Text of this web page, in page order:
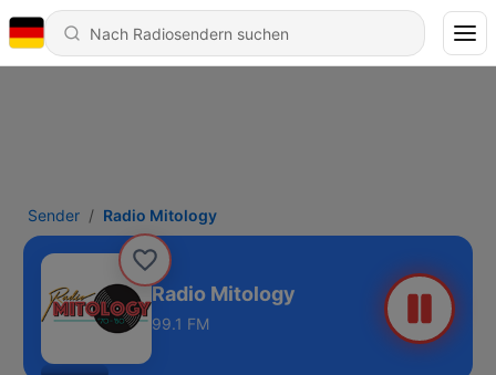
Sender Radio Mitology
Radio Mitology
99.1 FM